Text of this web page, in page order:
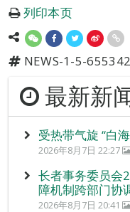
列印本页
NEWS-1-5-655342
最新新
受热带气旋 “白
2026年8月7日 22:27
长者事务委员会
障机制跨部门协
2026年8月7日 20:41